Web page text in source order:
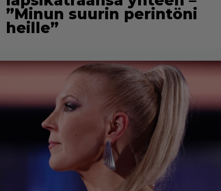
”Minun suurin perintöni
heille”